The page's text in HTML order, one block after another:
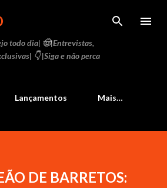
o conteúdo principal
todo dia| 🤠|Entrevistas,
👇 |Siga e não perca
Lançamentos Mais…
DE BARRETOS: